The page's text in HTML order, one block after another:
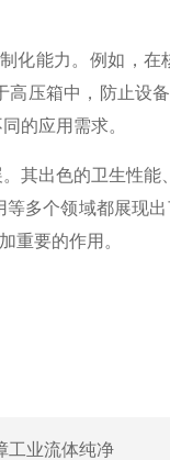
能力。例如，在
压箱中，防止设
的应用需求。
出色的卫生性能
多个领域都展现
重要的作用。
工业流体纯净